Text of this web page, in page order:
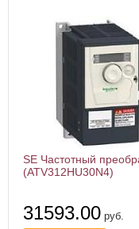
SE Частотный
(ATV312HU30N4)
31593.00 руб.